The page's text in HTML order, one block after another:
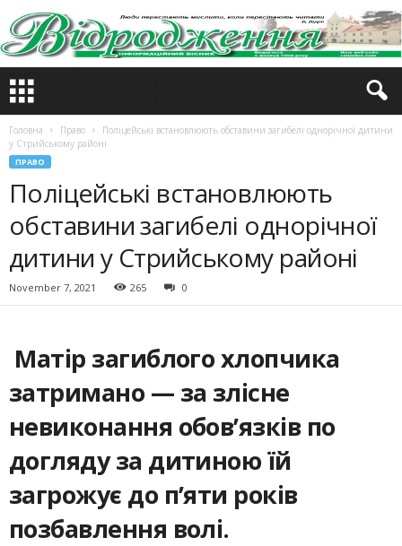
Головна Право
Поліцейські встановлюють обставини загибелі однорічної дитини
у Стрийському районі
ПРАВО
Поліцейські встановлюють
обставини загибелі однорічної
дитини у Стрийському районі
November 7, 2021 265 0
Матір загиблого хлопчика
затримано — за злісне
невиконання обов’язків по
догляду за дитиною їй
загрожує до п’яти років
позбавлення волі.